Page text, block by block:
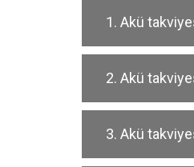
1. Akü
2. Akü
3. Akü